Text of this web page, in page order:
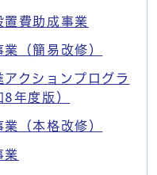
費助成事業
（簡易改修）
クションプログラ
年度版）
（本格改修）
業